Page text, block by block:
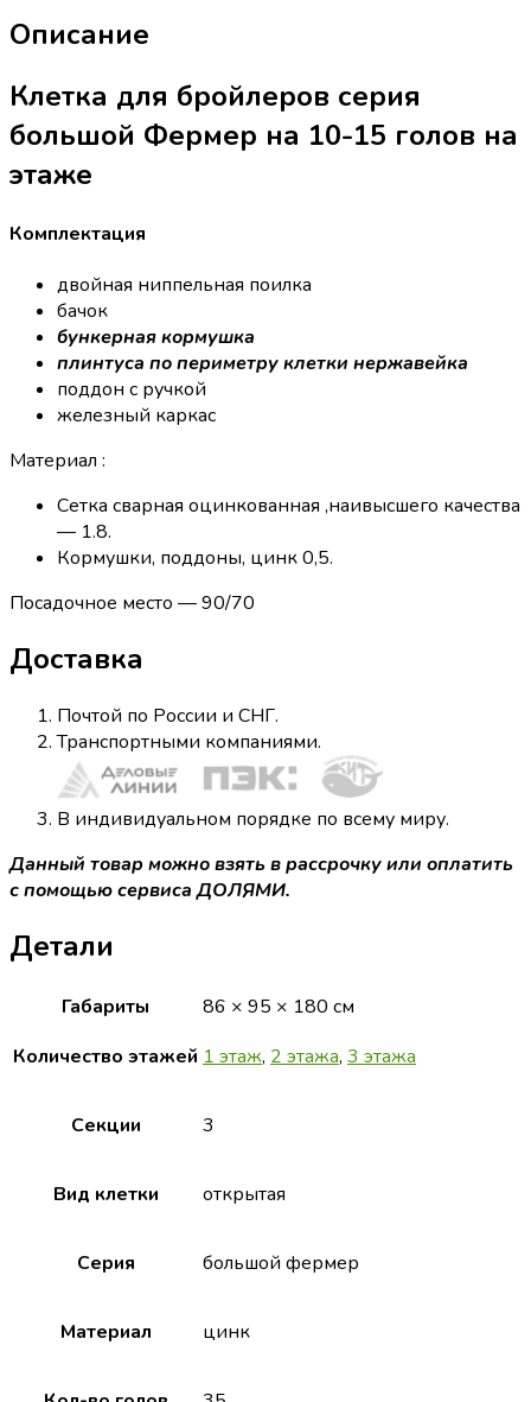
Описание
Клетка для бройлеров серия
большой Фермер на 10-15 голов на
этаже
Комплектация
двойная ниппельная поилка
бачок
бункерная кормушка
плинтуса по периметру клетки нержавейка
поддон с ручкой
железный каркас
Материал :
Сетка сварная оцинкованная ,наивысшего качества
— 1.8.
Кормушки, поддоны, цинк 0,5.
Посадочное место — 90/70
Доставка
Почтой по России и СНГ.
Транспортными компаниями.
В индивидуальном порядке по всему миру.
Данный товар можно взять в рассрочку или оплатить
с помощью сервиса ДОЛЯМИ.
Детали
Габариты
86 × 95 × 180 см
Количество этажей 1 этаж, 2 этажа, 3 этажа
Секции 3
Вид клетки открытая
Серия большой фермер
Материал цинк